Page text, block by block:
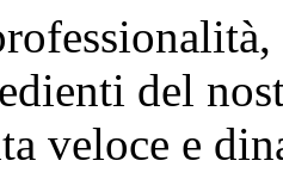
del
veloce e